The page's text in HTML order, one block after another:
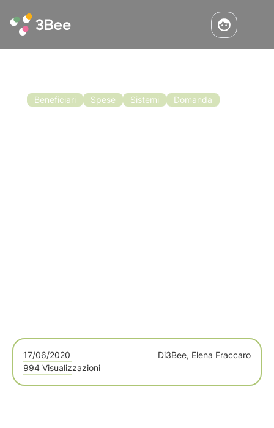
Beneficiari Spese Sistemi Domanda
17/06/2020 Di3Bee, Elena Fraccaro
994 Visualizzazioni